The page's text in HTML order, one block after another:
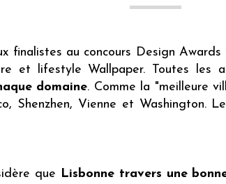
finalistes au concours Design
et lifestyle Wallpaper. Toutes les
domaine. Comme la "meilleure
Shenzhen, Vienne et Washington.
que Lisbonne travers une